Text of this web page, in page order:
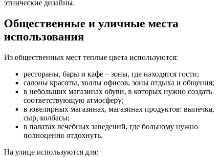
этнические дизайны.
Общественные и уличные места
использования
Из общественных мест теплые цвета используются:
рестораны, бары и кафе – зоны, где находятся гости;
салоны красоты, холлы офисов, зоны отдыха и общения;
в небольших магазинах обуви, в которых нужно создать
соответствующую атмосферу;
в ювелирных магазинах, магазинах продуктов: выпечка,
сыр, колбасы;
в палатах лечебных заведений, где больному нужно
полноценно отдохнуть.
На улице используются для: